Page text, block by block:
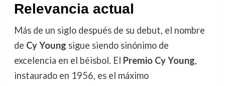
Relevancia actual
Más de un siglo después de su debut, el nombre
de Cy Young sigue siendo sinónimo de
excelencia en el béisbol. El Premio Cy Young,
instaurado en 1956, es el máximo